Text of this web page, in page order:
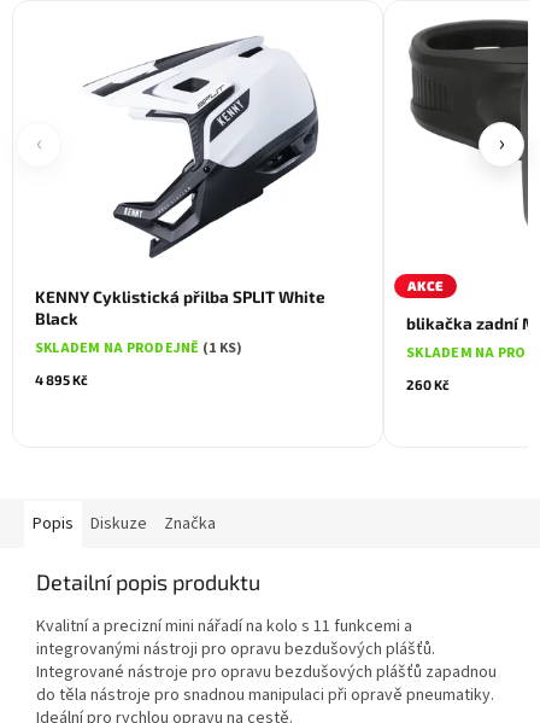
‹
KENNY Cyklistická přilba SPLIT White
Black
SKLADEM NA PRODEJNĚ (1 KS)
4 895 Kč
AKCE
blikačka zadní
SKLADEM NA
260 Kč
›
Popis Diskuze Značka
Detailní popis produktu
Kvalitní a precizní mini nářadí na kolo s 11 funkcemi a
integrovanými nástroji pro opravu bezdušových plášťů.
Integrované nástroje pro opravu bezdušových plášťů zapadnou
do těla nástroje pro snadnou manipulaci při opravě pneumatiky.